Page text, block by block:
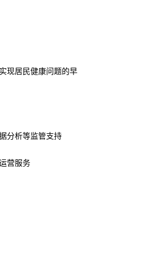
现居民健康问题的早
分析等监管支持
营服务